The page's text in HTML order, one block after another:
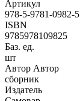
Артикул
978-5-9781-0982-5
ISBN
9785978109825
Баз. ед.
шт
Автор Автор
сборник
Издатель